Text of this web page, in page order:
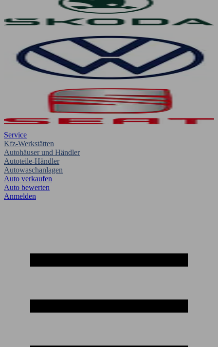
Service
Kfz-Werkstätten
Autohäuser und Händler
Autoteile-Händler
Autowaschanlagen
Auto verkaufen
Auto bewerten
Anmelden